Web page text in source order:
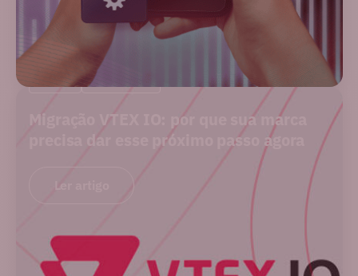
BLOG MERCADO
Migração VTEX IO: por que sua marca
precisa dar esse próximo passo agora
Ler artigo